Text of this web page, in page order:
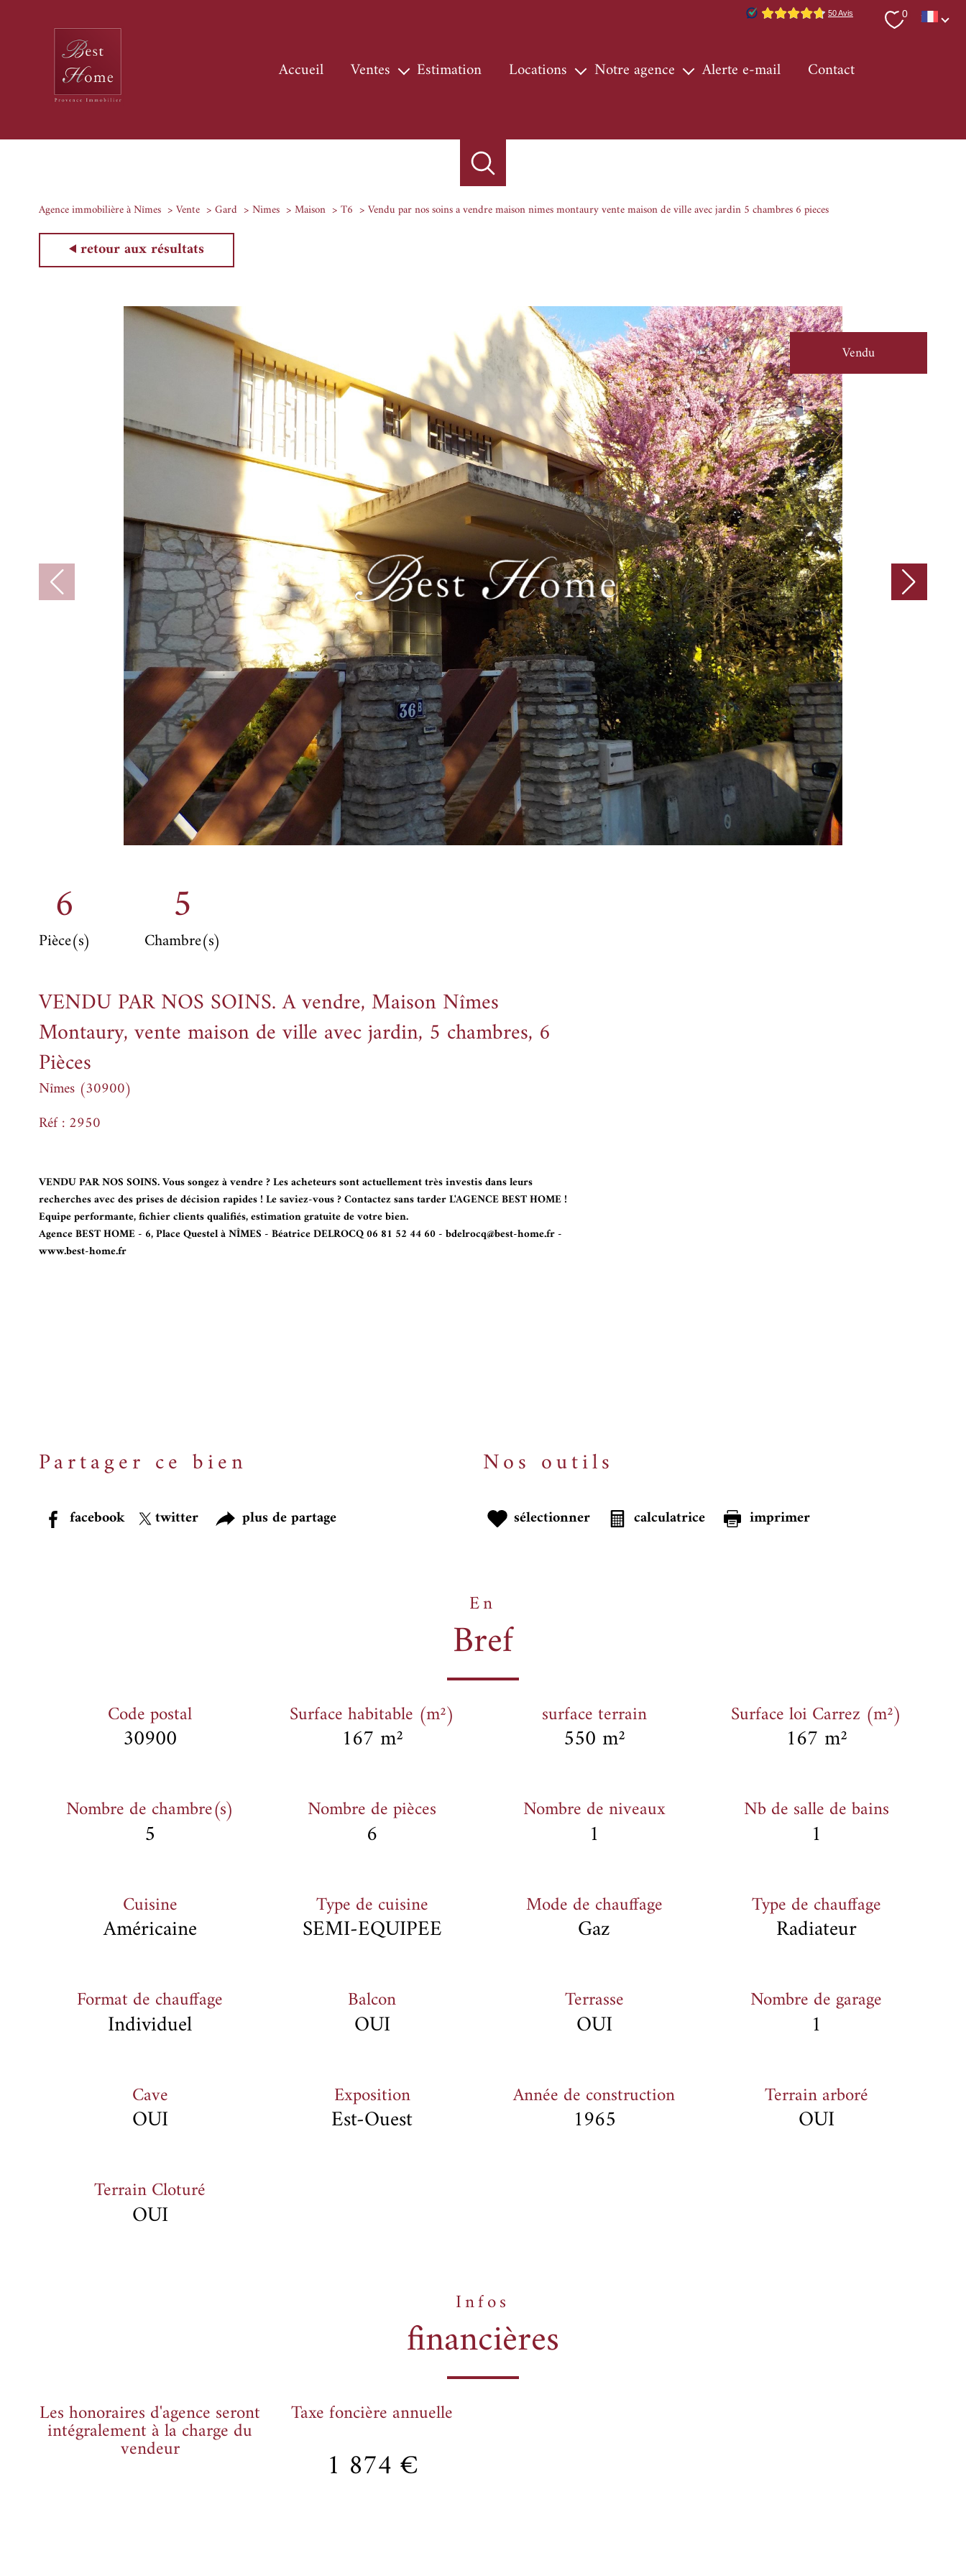
0 Langue
FR
accueil ventes
appartements
estimation locations
locations professionnelles
notre agence
notre région
alerte e-mail contact
Agence immobilière à Nîmes Vente Gard Nimes Maison T6 Vendu par nos soins a vendre maison nimes montaury vente maison de ville avec jardin 5 chambres 6 pieces
retour aux résultats
Vendu
6
Pièce(s)
5
Chambre(s)
VENDU PAR NOS SOINS. A vendre, Maison Nîmes
Montaury, vente maison de ville avec jardin, 5 chambres, 6
Pièces
Nîmes (30900)
Réf : 2950
VENDU PAR NOS SOINS.Vous songez à vendre ? Les acheteurs sont actuellement très investis dans leurs
recherches avec des prises de décision rapides ! Le saviez-vous ? Contactez sans tarder L'AGENCE BEST HOME !
Equipe performante, fichier clients qualifiés, estimation gratuite de votre bien.
Agence BEST HOME - 6, Place Questel à NÎMES - Béatrice DELROCQ 06 81 52 44 60 - bdelrocq@best-home.fr -
www.best-home.fr
En
Bref
Code postal
30900
Surface habitable (m²)
167 m²
surface terrain
550 m²
Surface loi Carrez (m²)
167 m²
Nombre de chambre(s)
5
Nombre de pièces
6
Nombre de niveaux
1
Nb de salle de bains
1
Cuisine
Américaine
Type de cuisine
SEMI-EQUIPEE
Mode de chauffage
Gaz
Type de chauffage
Radiateur
Format de chauffage
Individuel
Balcon
OUI
Terrasse
OUI
Nombre de garage
1
Cave
OUI
Exposition
Est-Ouest
Année de construction
1965
Terrain arboré
OUI
Terrain Cloturé
OUI
Infos
financières
Les honoraires d'agence seront
intégralement à la charge du
vendeur
Taxe foncière annuelle
1 874 €
Partager ce bien
facebook twitter plus de partage
Nos outils
sélectionner calculatrice imprimer